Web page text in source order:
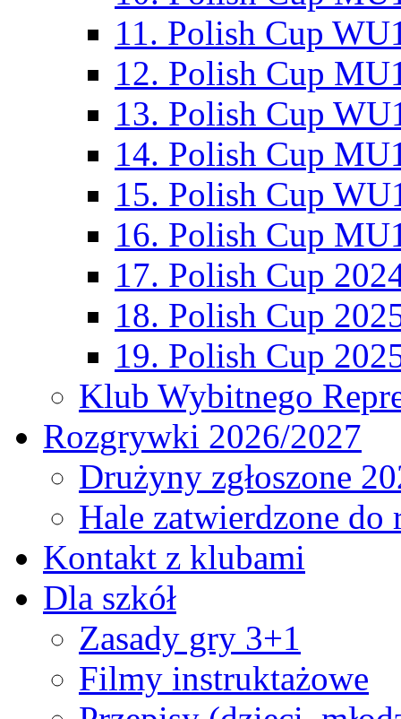
11. Polish Cup
12. Polish Cup
13. Polish Cup
14. Polish Cup
15. Polish Cup
16. Polish Cup
17. Polish Cup
18. Polish Cup
19. Polish Cup
Klub Wybitnego
Rozgrywki 2026/2027
Drużyny zgłoszone
Hale zatwierdzone
Kontakt z klubami
Dla szkół
Zasady gry 3+1
Filmy instruktażowe